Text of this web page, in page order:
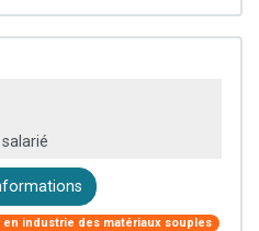
en industrie des matériaux souples